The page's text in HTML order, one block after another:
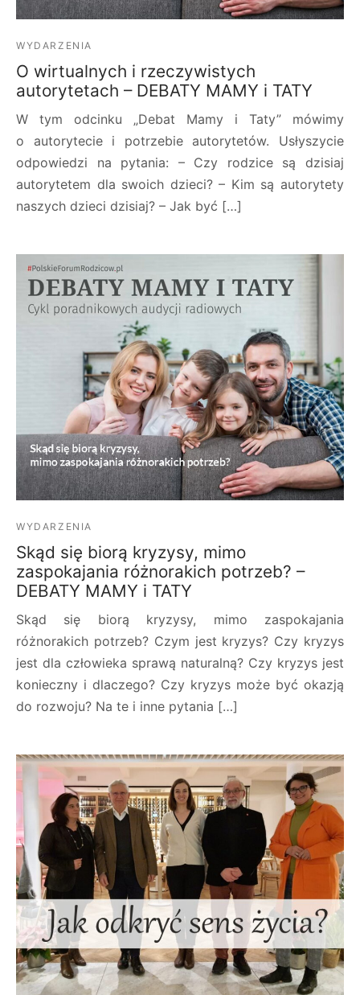
WYDARZENIA
O wirtualnych i rzeczywistych
autorytetach – DEBATY MAMY i TATY
W tym odcinku „Debat Mamy i Taty” mówimy
o autorytecie i potrzebie autorytetów. Usłyszycie
odpowiedzi na pytania: – Czy rodzice są dzisiaj
autorytetem dla swoich dzieci? – Kim są autorytety
naszych dzieci dzisiaj? – Jak być […]
WYDARZENIA
Skąd się biorą kryzysy, mimo
zaspokajania różnorakich potrzeb? –
DEBATY MAMY i TATY
Skąd się biorą kryzysy, mimo zaspokajania
różnorakich potrzeb? Czym jest kryzys? Czy kryzys
jest dla człowieka sprawą naturalną? Czy kryzys jest
konieczny i dlaczego? Czy kryzys może być okazją
do rozwoju? Na te i inne pytania […]